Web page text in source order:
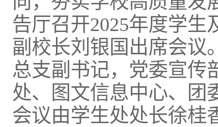
告厅召开2025年度学
副校长刘银国出席会议
总支副书记，党委宣传
处、图文信息中心、团
会议由学生处处长徐桂